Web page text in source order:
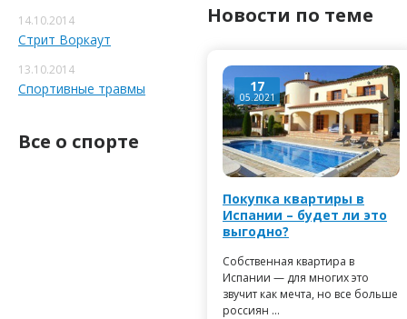
14.10.2014
Стрит Воркаут
13.10.2014
Спортивные травмы
Все о спорте
Новости по теме
17
05.2021
Покупка квартиры в
Испании – будет ли это
выгодно?
Собственная квартира в
Испании — для многих это
звучит как мечта, но все больше
россиян ...